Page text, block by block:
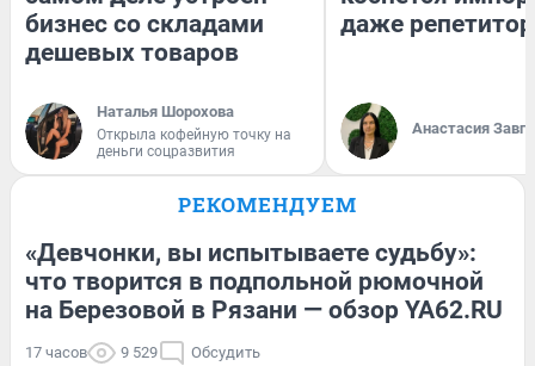
бизнес со складами
дешевых товаров
Наталья Шорохова
Открыла кофейную точку на
деньги соцразвития
даже
Анастасия
РЕКОМЕНДУЕМ
«Девчонки, вы испытываете судьбу»:
что творится в подпольной рюмочной
на Березовой в Рязани — обзор YA62.RU
17 часов 9 529 Обсудить